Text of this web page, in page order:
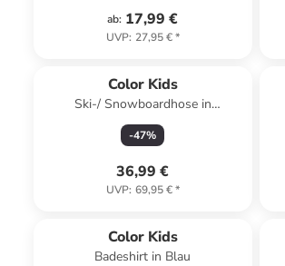
ab: 17,99 €
UVP: 27,95 €*
Color Kids
Ski-/ Snowboardhose in
Dunkelblau
-47%
36,99 €
UVP: 69,95 €*
Color Kids
Badeshirt in Blau